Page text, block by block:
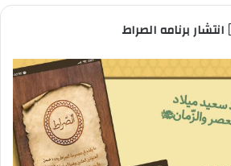
انتشار برنامه الصراط